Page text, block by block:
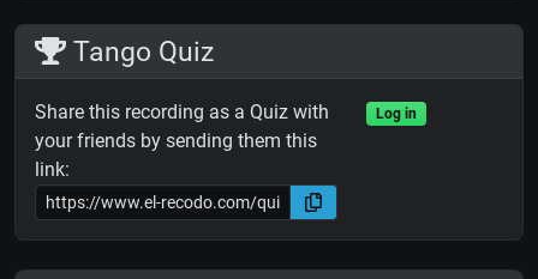
Tango Quiz
Share this recording as a Quiz with
your friends by sending them this
link:
Log in